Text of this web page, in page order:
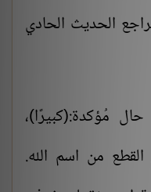
الحديث الحادي
مُؤكدة:(كبيرًا)،
من اسم الله.